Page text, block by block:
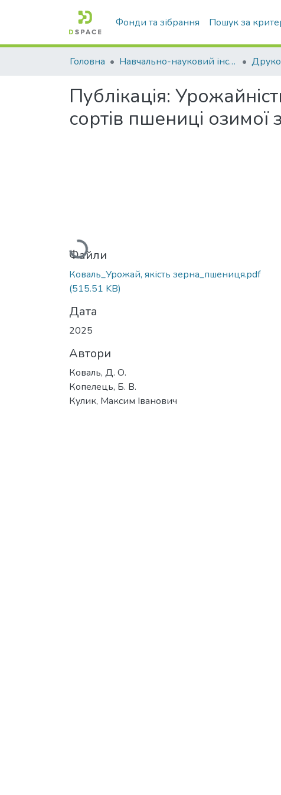
Фонди та зібрання Пошук за
Головна Навчально-науковий інститут агротехнологій, селекції та екології
Публікація:
сортів пшениці
Вантажиться...
Файли
Коваль_Урожай, якість зерна_пшениця.pdf
(515.51 KB)
Дата
2025
Автори
Коваль, Д. О.
Копелець, Б. В.
Кулик, Максим Іванович